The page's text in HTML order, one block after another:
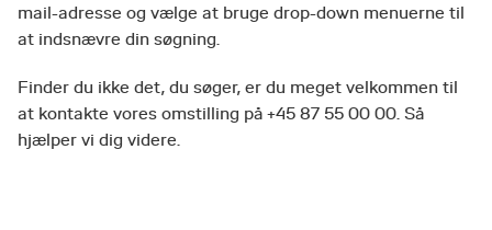
mail-adresse og vælge at bruge drop-down menuerne til
at indsnævre din søgning.
Finder du ikke det, du søger, er du meget velkommen til
at kontakte vores omstilling på +45 87 55 00 00. Så
hjælper vi dig videre.